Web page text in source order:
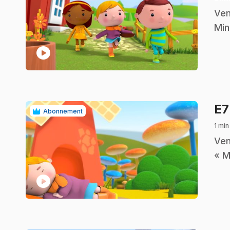
play_circle
.
Abonnement
play_circle
E7
1
.
«